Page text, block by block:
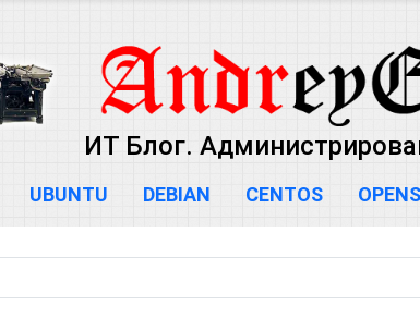
ИТ Блог.
UBUNTU DEBIAN CENTOS